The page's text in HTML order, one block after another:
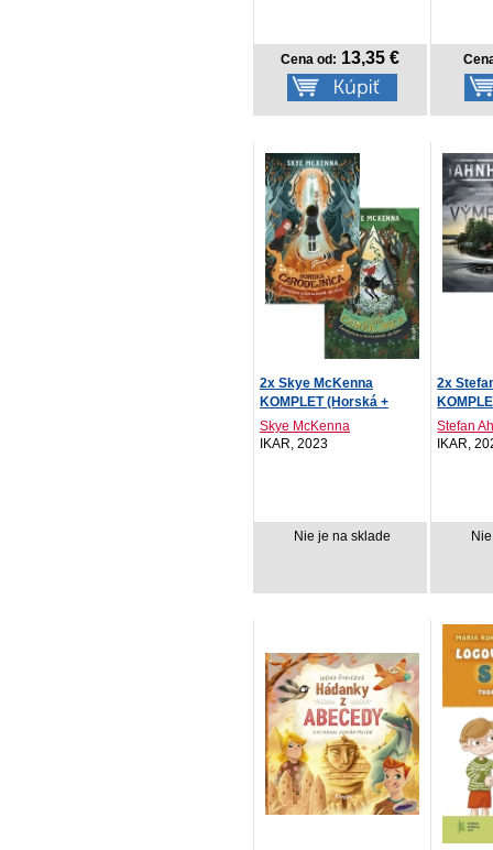
Cena od: 13,35 €
2x Skye McKenna
KOMPLET (Horská +
Lesná ...
Skye McKenna
IKAR, 2023
Nie je na sklade
2x
i...
Stefan
IKAR,